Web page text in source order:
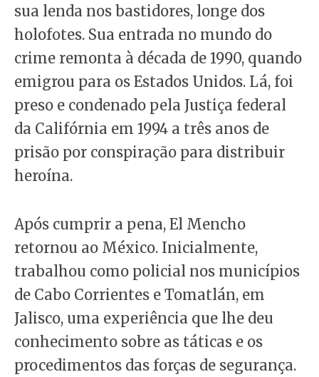
sua lenda nos bastidores, longe dos
holofotes. Sua entrada no mundo do
crime remonta à década de 1990, quando
emigrou para os Estados Unidos. Lá, foi
preso e condenado pela Justiça federal
da Califórnia em 1994 a três anos de
prisão por conspiração para distribuir
heroína.
Após cumprir a pena, El Mencho
retornou ao México. Inicialmente,
trabalhou como policial nos municípios
de Cabo Corrientes e Tomatlán, em
Jalisco, uma experiência que lhe deu
conhecimento sobre as táticas e os
procedimentos das forças de segurança.